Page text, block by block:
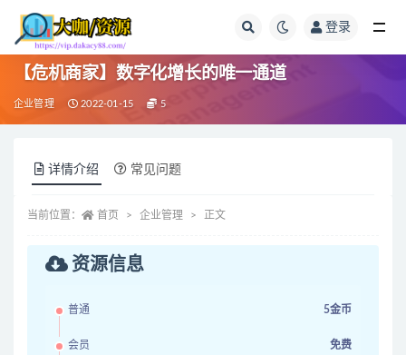
登录
【危机商家】数字化增长的唯一通道
企业管理 2022-01-15 5
详情介绍 常见问题
当前位置： 首页 企业管理 正文
资源信息
普通 5金币
会员 免费
全部